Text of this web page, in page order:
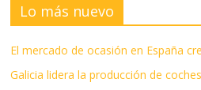
Lo más nuevo
El mercado de ocasión en España
Galicia lidera la producción de